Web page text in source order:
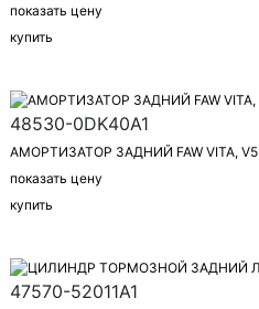
показать цену
купить
48530-0DK40A1
АМОРТИЗАТОР ЗАДНИЙ FAW VITA, V5
показать цену
купить
47570-52011A1